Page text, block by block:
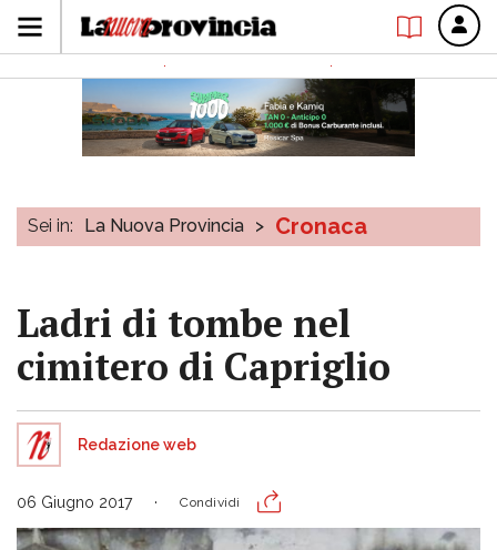
Sei in: La Nuova Provincia > Cronaca
Ladri di tombe nel
cimitero di Capriglio
Redazione web
06 Giugno 2017 Condividi